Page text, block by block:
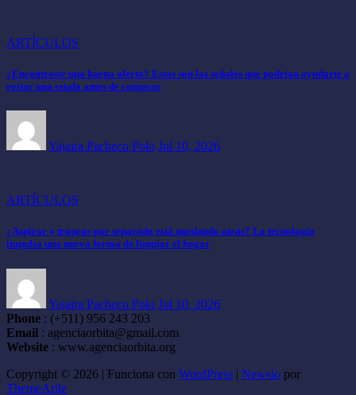
ARTÍCULOS
¿Encontraste una buena oferta? Estas son las señales que podrían ayudarte a
evitar una estafa antes de comprar
Yajaira Pacheco Polo Jul 10, 2026
ARTÍCULOS
¿Aspirar y trapear por separado está quedando atrás? La tecnología
impulsa una nueva forma de limpiar el hogar
Yajaira Pacheco Polo Jul 10, 2026
Phone : (+511) 956 243 203
Email : agenciaorbita@gmail.com
Website : www.agenciaorbita.org
Copyright © 2026 | Funciona con WordPress | Newsio por
ThemeArile